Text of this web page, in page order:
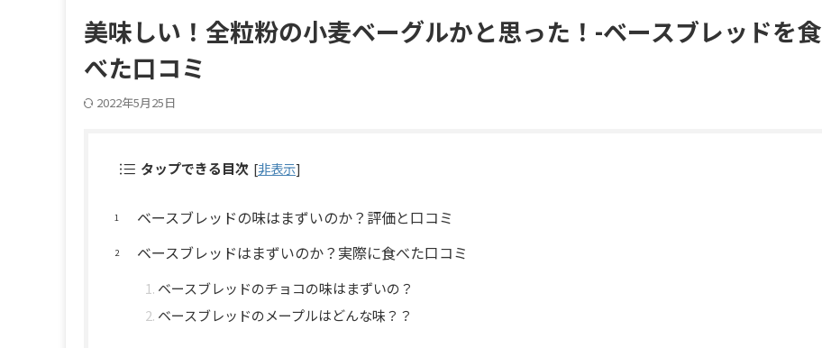
美味しい！全粒粉の小麦ベーグルかと思った！-ベースブレッドを食
べた口コミ
2022年5月25日
タップできる目次 [非表示]
ベースブレッドの味はまずいのか？評価と口コミ
ベースブレッドはまずいのか？実際に食べた口コミ
ベースブレッドのチョコの味はまずいの？
ベースブレッドのメープルはどんな味？？